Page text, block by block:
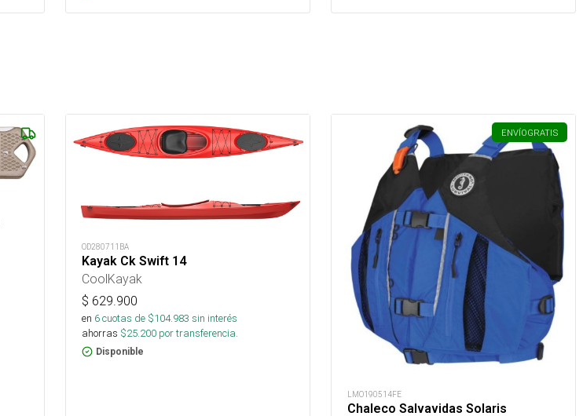
OD280711BA
Kayak Ck Swift 14
CoolKayak
$ 629.900
en 6cuotas de $104.983 sin interés
ahorras $25.200 por transferencia.
Disponible
ENVÍOGRATIS
LMO190514FE
Chaleco Salvavidas Solaris